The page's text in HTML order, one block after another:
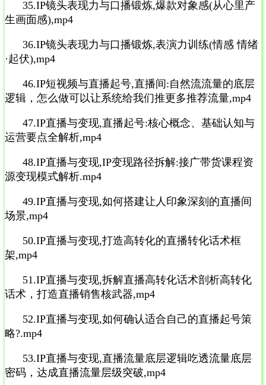
35.IP镜头表现力与口播锻炼,爆款对象感(从心里产
生画面感),mp4
36.IP镜头表现力与口播锻炼,表演力训练(情感 情绪
·起伏),mp4
46.IP短视频与直播起号,直播间:自然流流量的底层
逻辑，怎么做可以让系统给我们推更多推荐流量,mp4
47.IP直播与变现,直播起号:核心概念、基础认知与
运营要点全解析,mp4
48.IP直播与变现,IP变现路径拆解:接广带货课程资
源变现模式解析.mp4
49.IP直播与变现,如何搭建让人印象深刻的直播间
场景,mp4
50.IP直播与变现,打造高转化的直播转化话术框
架,mp4
51.IP直播与变现,拆解直播高转化话术剖析高转化
话术，打造直播销售核武器,mp4
52.IP直播与变现,如何确认适合自己的直播起号策
略?.mp4
53.IP直播与变现,直播流量底层逻辑吃透流量底层
密码，达成直播流量层级突破,mp4